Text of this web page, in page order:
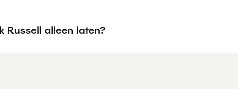
Russell alleen laten?